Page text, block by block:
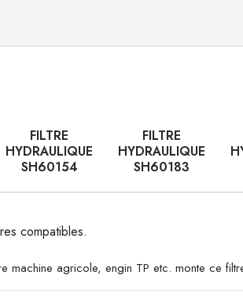
FILTRE
HYDRAULIQUE
SH60154
FILTRE
HYDRAULIQUE
SH60183
compatibles.
machine agricole, engin TP etc. monte ce